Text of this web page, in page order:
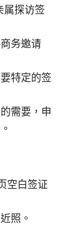
属探访签
务邀请
特定的签
需要，申
空白签证
照。